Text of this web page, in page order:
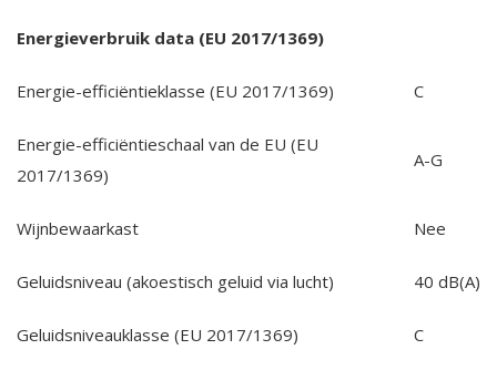
Energieverbruik data (EU 2017/1369)
Energie-efficiëntieklasse (EU 2017/1369) C
Energie-efficiëntieschaal van de EU (EU
2017/1369)
A-G
Wijnbewaarkast Nee
Geluidsniveau (akoestisch geluid via lucht) 40 dB(A)
Geluidsniveauklasse (EU 2017/1369) C